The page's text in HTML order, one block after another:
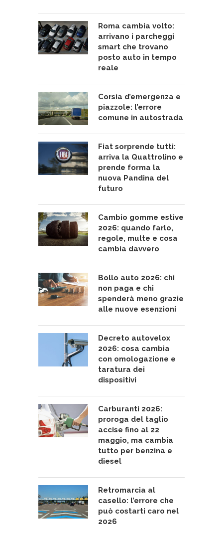
Roma cambia volto:
arrivano i parcheggi
smart che trovano
posto auto in tempo
reale
Corsia d’emergenza e
piazzole: l’errore
comune in autostrada
Fiat sorprende tutti:
arriva la Quattrolino e
prende forma la
nuova Pandina del
futuro
Cambio gomme estive
2026: quando farlo,
regole, multe e cosa
cambia davvero
Bollo auto 2026: chi
non paga e chi
spenderà meno grazie
alle nuove esenzioni
Decreto autovelox
2026: cosa cambia
con omologazione e
taratura dei
dispositivi
Carburanti 2026:
proroga del taglio
accise fino al 22
maggio, ma cambia
tutto per benzina e
diesel
Retromarcia al
casello: l’errore che
può costarti caro nel
2026